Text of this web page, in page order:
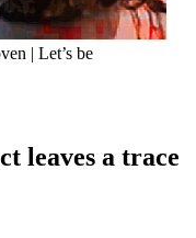
| Let’s be
leaves a trace